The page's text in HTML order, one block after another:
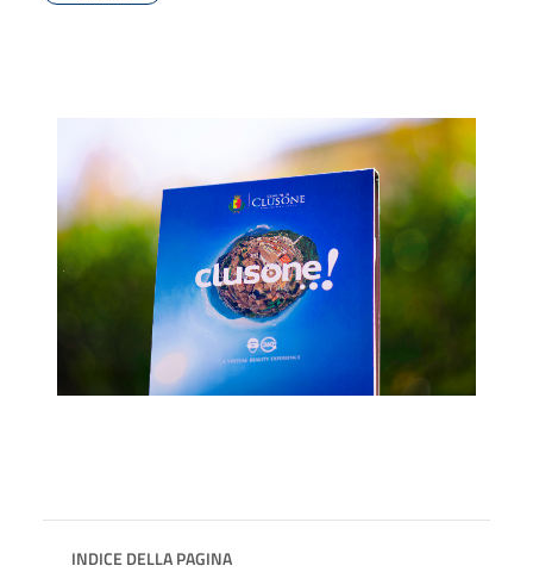
INDICE DELLA PAGINA